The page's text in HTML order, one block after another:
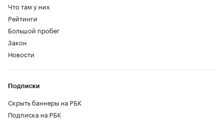
Что там у них
Рейтинги
Большой пробег
Закон
Новости
Подписки
Скрыть баннеры на РБК
Подписка на РБК